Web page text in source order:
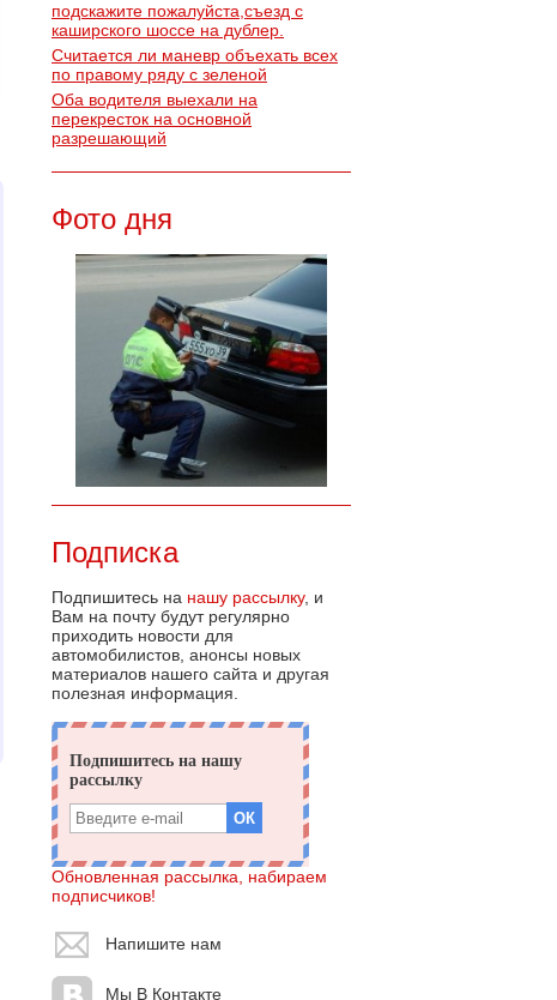
подскажите пожалуйста,съезд с
каширского шоссе на дублер.
Считается ли маневр объехать всех
по правому ряду с зеленой
Оба водителя выехали на
перекресток на основной
разрешающий
Фото дня
Подписка
Подпишитесь на нашу рассылку, и
Вам на почту будут регулярно
приходить новости для
автомобилистов, анонсы новых
материалов нашего сайта и другая
полезная информация.
Обновленная рассылка, набираем
подписчиков!
Напишите нам
Мы В Контакте